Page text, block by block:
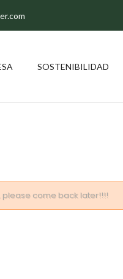
SOSTENIBILIDAD
please come back later!!!!